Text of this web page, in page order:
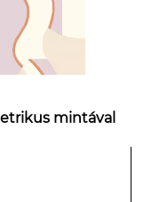
mintával